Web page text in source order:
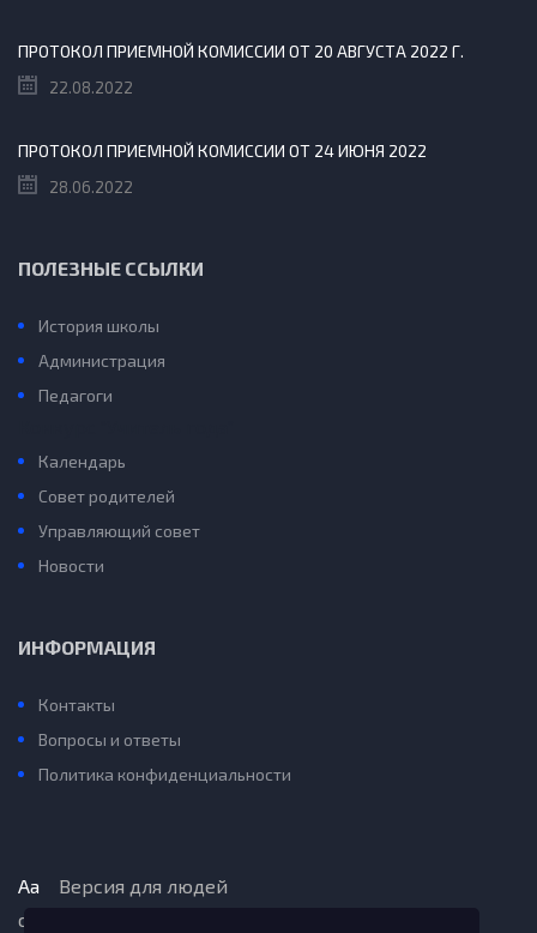
ПРОТОКОЛ ПРИЕМНОЙ КОМИССИИ ОТ 20 АВГУСТА 2022 Г.
22.08.2022
ПРОТОКОЛ ПРИЕМНОЙ КОМИССИИ ОТ 24 ИЮНЯ 2022
28.06.2022
ПОЛЕЗНЫЕ ССЫЛКИ
История школы
Администрация
Педагоги
Календарь
Совет родителей
Управляющий совет
Новости
ИНФОРМАЦИЯ
Контакты
Вопросы и ответы
Политика конфиденциальности
Aa Версия для людей
с ограниченными